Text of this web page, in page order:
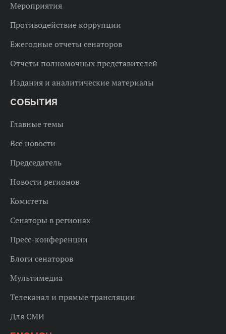
Мероприятия
Противодействие коррупции
Ежегодные отчеты сенаторов
Отчеты полномочных представителей
Издания и аналитические материалы
СОБЫТИЯ
Главные темы
Все новости
Председатель
Новости регионов
Комитеты
Сенаторы в регионах
Пресс-конференции
Блоги сенаторов
Мультимедиа
Телеканал и прямые трансляции
Для СМИ